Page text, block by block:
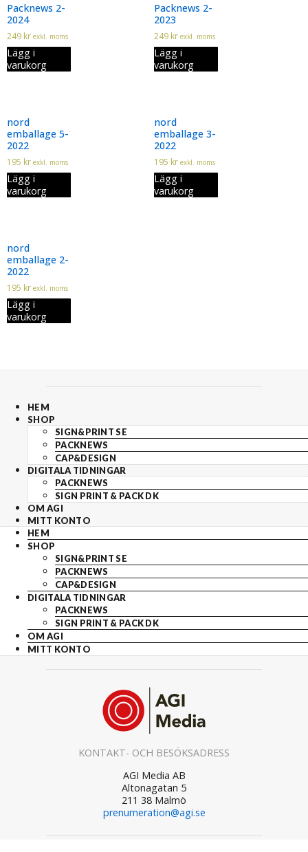
Packnews 2-
2024
249 kr exkl. moms
Lägg i
varukorg
Packnews 2-
2023
249 kr exkl. moms
Lägg i
varukorg
nord
emballage 5-
2022
195 kr exkl. moms
Lägg i
varukorg
nord
emballage 3-
2022
195 kr exkl. moms
Lägg i
varukorg
nord
emballage 2-
2022
195 kr exkl. moms
Lägg i
varukorg
HEM
SHOP
SIGN&PRINT SE
PACKNEWS
CAP&DESIGN
DIGITALA TIDNINGAR
PACKNEWS
SIGN PRINT & PACK DK
OM AGI
MITT KONTO
HEM
SHOP
SIGN&PRINT SE
PACKNEWS
CAP&DESIGN
DIGITALA TIDNINGAR
PACKNEWS
SIGN PRINT & PACK DK
OM AGI
MITT KONTO
KONTAKT- OCH BESÖKSADRESS
AGI Media AB
Altonagatan 5
211 38 Malmö
prenumeration@agi.se